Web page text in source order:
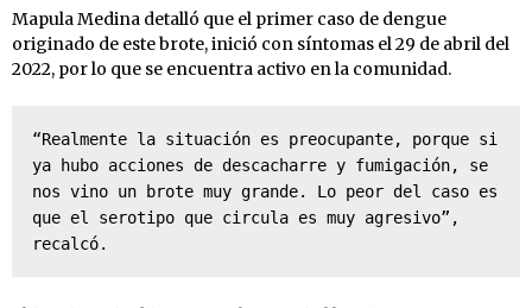
Mapula Medina detalló que el primer caso de dengue
originado de este brote, inició con síntomas el 29 de abril del
2022, por lo que se encuentra activo en la comunidad.
“Realmente la situación es preocupante, porque si
ya hubo acciones de descacharre y fumigación, se
nos vino un brote muy grande. Lo peor del caso es
que el serotipo que circula es muy agresivo”,
recalcó.